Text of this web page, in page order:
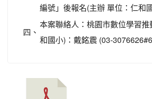
編號」後報名(主辦 單位：仁和
四、
本案聯絡人：桃園市數位學習
和國小)：戴銘震 (03-